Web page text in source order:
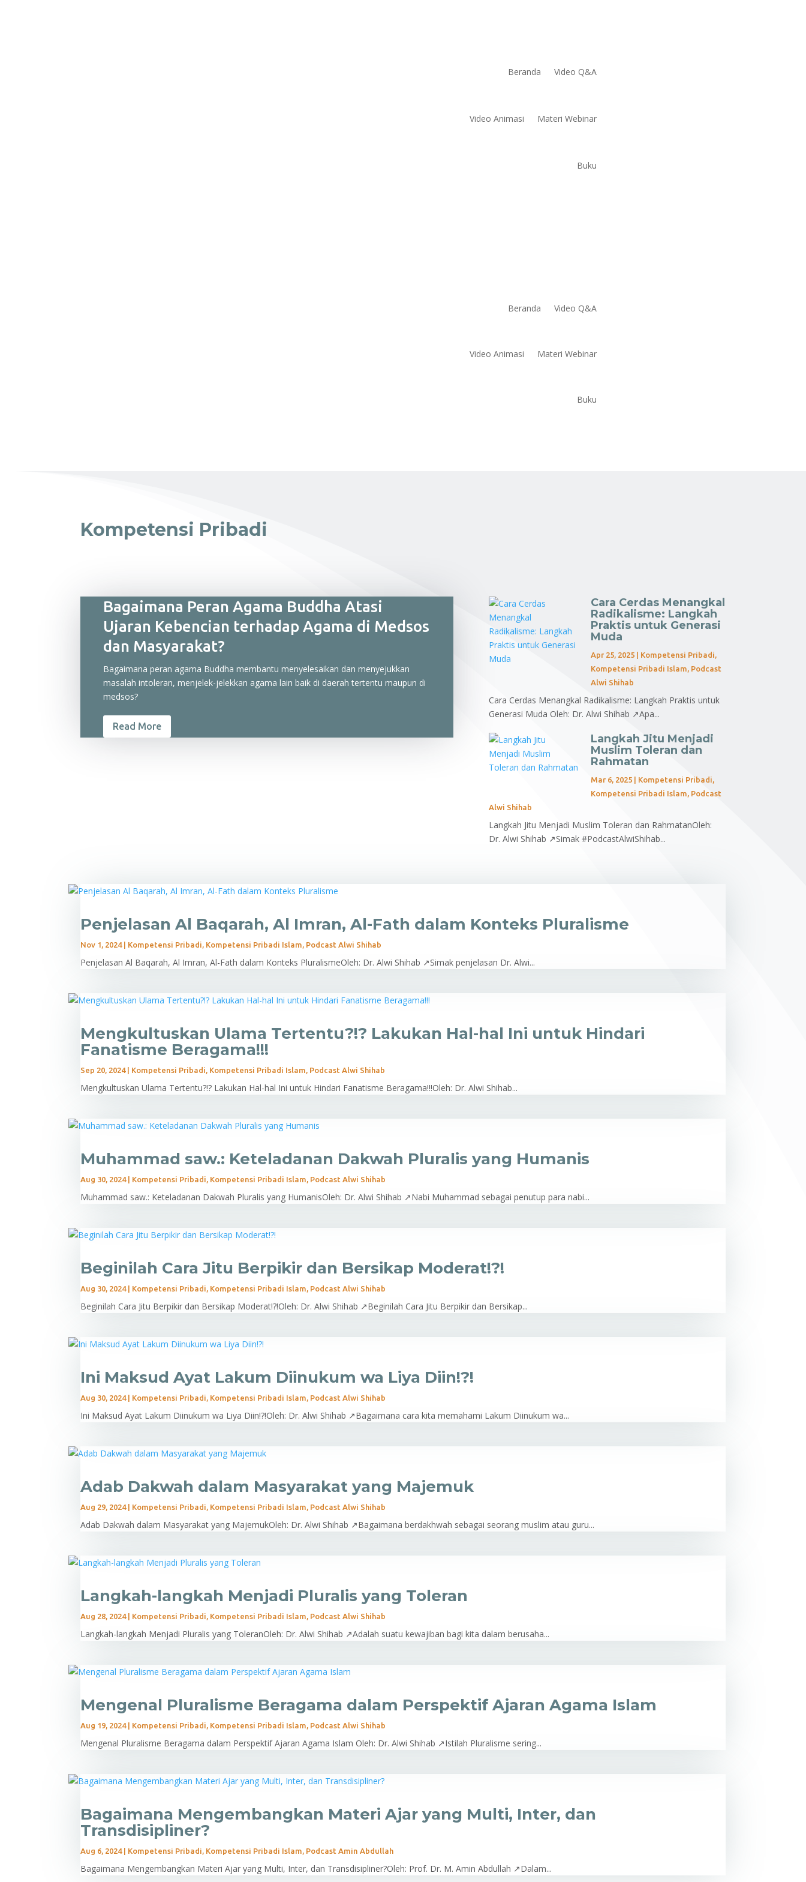
Beranda Video Q&A
Video Animasi Materi Webinar
Buku
Beranda Video Q&A
Video Animasi Materi Webinar
Buku
Kompetensi Pribadi
Bagaimana Peran Agama Buddha Atasi
Ujaran Kebencian terhadap Agama di Medsos
dan Masyarakat?
Bagaimana peran agama Buddha membantu menyelesaikan dan menyejukkan
masalah intoleran, menjelek-jelekkan agama lain baik di daerah tertentu maupun di
medsos?
Read More
Cara Cerdas Menangkal
Radikalisme: Langkah
Praktis untuk Generasi
Muda
Apr 25, 2025| Kompetensi Pribadi,
Kompetensi Pribadi Islam, Podcast
Alwi Shihab
Cara Cerdas Menangkal Radikalisme: Langkah Praktis untuk
Generasi Muda Oleh: Dr. Alwi Shihab ↗Apa...
Langkah Jitu Menjadi
Muslim Toleran dan
Rahmatan
Mar 6, 2025| Kompetensi Pribadi,
Kompetensi Pribadi Islam, Podcast
Alwi Shihab
Langkah Jitu Menjadi Muslim Toleran dan RahmatanOleh:
Dr. Alwi Shihab ↗Simak #PodcastAlwiShihab...
Penjelasan Al Baqarah, Al Imran, Al-Fath dalam Konteks Pluralisme
Nov 1, 2024| Kompetensi Pribadi Kompetensi Pribadi Islam Podcast Alwi Shihab
Penjelasan Al Baqarah, Al Imran, Al-Fath dalam Konteks PluralismeOleh: Dr. Alwi Shihab ↗Simak penjelasan Dr. Alwi...
Mengkultuskan Ulama Tertentu?!? Lakukan Hal-hal Ini untuk Hindari
Fanatisme Beragama!!!
Sep 20, 2024| Kompetensi Pribadi Kompetensi Pribadi Islam Podcast Alwi Shihab
Mengkultuskan Ulama Tertentu?!? Lakukan Hal-hal Ini untuk Hindari Fanatisme Beragama!!!Oleh: Dr. Alwi Shihab...
Muhammad saw.: Keteladanan Dakwah Pluralis yang Humanis
Aug 30, 2024| Kompetensi Pribadi Kompetensi Pribadi Islam Podcast Alwi Shihab
Muhammad saw.: Keteladanan Dakwah Pluralis yang HumanisOleh: Dr. Alwi Shihab ↗Nabi Muhammad sebagai penutup para nabi...
Beginilah Cara Jitu Berpikir dan Bersikap Moderat!?!
Aug 30, 2024| Kompetensi Pribadi Kompetensi Pribadi Islam Podcast Alwi Shihab
Beginilah Cara Jitu Berpikir dan Bersikap Moderat!?!Oleh: Dr. Alwi Shihab ↗Beginilah Cara Jitu Berpikir dan Bersikap...
Ini Maksud Ayat Lakum Diinukum wa Liya Diin!?!
Aug 30, 2024| Kompetensi Pribadi Kompetensi Pribadi Islam Podcast Alwi Shihab
Ini Maksud Ayat Lakum Diinukum wa Liya Diin!?!Oleh: Dr. Alwi Shihab ↗Bagaimana cara kita memahami Lakum Diinukum wa...
Adab Dakwah dalam Masyarakat yang Majemuk
Aug 29, 2024| Kompetensi Pribadi Kompetensi Pribadi Islam Podcast Alwi Shihab
Adab Dakwah dalam Masyarakat yang MajemukOleh: Dr. Alwi Shihab ↗Bagaimana berdakhwah sebagai seorang muslim atau guru...
Langkah-langkah Menjadi Pluralis yang Toleran
Aug 28, 2024| Kompetensi Pribadi Kompetensi Pribadi Islam Podcast Alwi Shihab
Langkah-langkah Menjadi Pluralis yang ToleranOleh: Dr. Alwi Shihab ↗Adalah suatu kewajiban bagi kita dalam berusaha...
Mengenal Pluralisme Beragama dalam Perspektif Ajaran Agama Islam
Aug 19, 2024| Kompetensi Pribadi Kompetensi Pribadi Islam Podcast Alwi Shihab
Mengenal Pluralisme Beragama dalam Perspektif Ajaran Agama Islam Oleh: Dr. Alwi Shihab ↗Istilah Pluralisme sering...
Bagaimana Mengembangkan Materi Ajar yang Multi, Inter, dan
Transdisipliner?
Aug 6, 2024| Kompetensi Pribadi Kompetensi Pribadi Islam Podcast Amin Abdullah
Bagaimana Mengembangkan Materi Ajar yang Multi, Inter, dan Transdisipliner?Oleh: Prof. Dr. M. Amin Abdullah ↗Dalam...